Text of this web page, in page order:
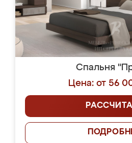
Спальня
Цена: от 56